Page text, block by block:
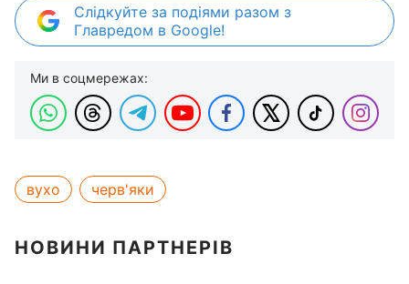
Слідкуйте за подіями разом з
Главредом в Google!
Ми в соцмережах:
вухо черв'яки
НОВИНИ ПАРТНЕРІВ